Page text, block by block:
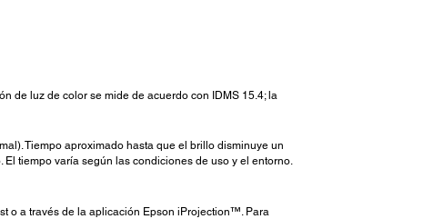
de luz de color se mide de acuerdo con IDMS 15.4; la
Tiempo aproximado hasta que el brillo disminuye un
tiempo varía según las condiciones de uso y el entorno.
o a través de la aplicación Epson iProjection™. Para